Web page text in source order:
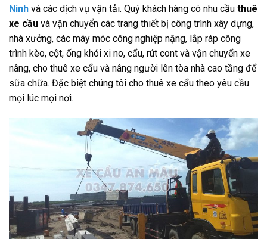
Ninh và các dịch vụ vận tải. Quý khách hàng có nhu cầu thuê
xe cầu và vận chuyển các trang thiết bị công trình xây dựng,
nhà xưởng, các máy móc công nghiệp nặng, lắp ráp công
trình kèo, cột, ống khói xi no, cẩu, rút cont và vận chuyển xe
nâng, cho thuê xe cẩu và nâng người lên tòa nhà cao tầng để
sữa chữa. Đặc biệt chúng tôi cho thuê xe cẩu theo yêu cầu
mọi lúc mọi nơi.